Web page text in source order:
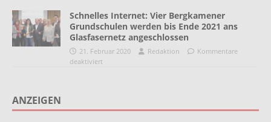
Schnelles Internet: Vier Bergkamener
Grundschulen werden bis Ende 2021 ans
Glasfasernetz angeschlossen
21. Februar 2020 Redaktion
Kommentare
deaktiviert
ANZEIGEN